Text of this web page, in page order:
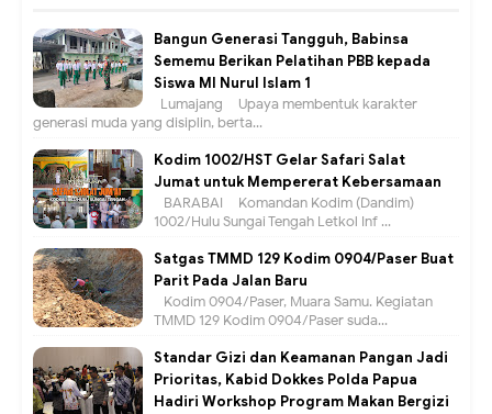
Bangun Generasi Tangguh, Babinsa
Sememu Berikan Pelatihan PBB kepada
Siswa MI Nurul Islam 1
Lumajang – Upaya membentuk karakter
generasi muda yang disiplin, berta...
Kodim 1002/HST Gelar Safari Salat
Jumat untuk Mempererat Kebersamaan
BARABAI – Komandan Kodim (Dandim)
1002/Hulu Sungai Tengah Letkol Inf ...
Satgas TMMD 129 Kodim 0904/Paser Buat
Parit Pada Jalan Baru
Kodim 0904/Paser, Muara Samu. Kegiatan
TMMD 129 Kodim 0904/Paser suda...
Standar Gizi dan Keamanan Pangan Jadi
Prioritas, Kabid Dokkes Polda Papua
Hadiri Workshop Program Makan Bergizi